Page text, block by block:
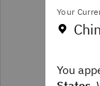
Your
You